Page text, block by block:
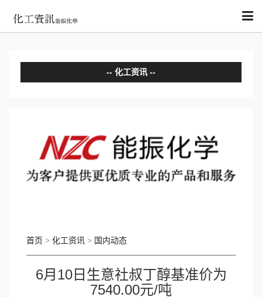
化工资讯
国际动态
首页 > 化工资讯 > 国内动态
6月10日生意社叔丁醇基准价为
7540.00元/吨